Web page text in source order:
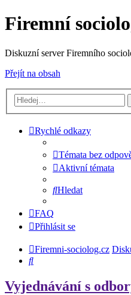
Firemní
Diskuzní server Firemního
Přejít na obsah
Rychlé odkazy
Témata bez
Aktivní témata
Hledat
FAQ
Přihlásit se
Firemni-sociolog.cz
Hledat
Vyjednávání s